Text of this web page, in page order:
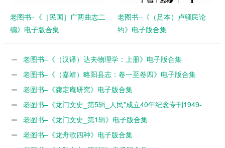
老图书–《［民国］广两曲志二
编》电子版合集
老图书–《（足本）卢骚民论
约》电子版合集
老图书–《（汉译）达夫物理学：上册》电子版合集
老图书–《（嘉靖）略阳县志：卷一至卷四》电子版合集
老图书–《龚定庵研究》电子版合集
老图书–《龙门文史_第5辑_人民*成立40年纪念专刊1949-
1989》电子版合集
老图书–《龙门文史_第1辑》电子版合集
老图书–《龙舟歌四种》电子版合集